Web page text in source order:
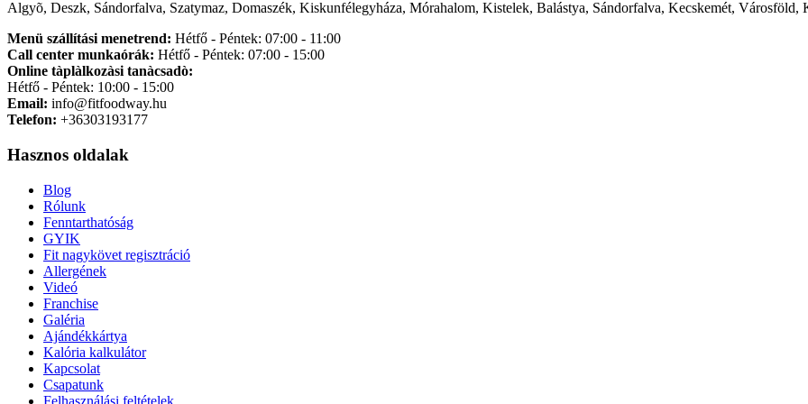
Algyõ, Deszk, Sándorfalva, Szatymaz, Domaszék, Kiskunfélegyháza, Mórahalom, Kistelek, Balástya, Sándorfalva, Kecskemét, Városföld,
Menü szállítási menetrend: Hétfő - Péntek: 07:00 - 11:00
Call center munkaórák: Hétfő - Péntek: 07:00 - 15:00
Online tàplàlkozàsi tanàcsadò:
Hétfő - Péntek: 10:00 - 15:00
Email: info@fitfoodway.hu
Telefon: +36303193177
Hasznos oldalak
Blog
Rólunk
Fenntarthatóság
GYIK
Fit nagykövet regisztráció
Allergének
Videó
Franchise
Galéria
Ajándékkártya
Kalória kalkulátor
Kapcsolat
Csapatunk
Felhasználási feltételek